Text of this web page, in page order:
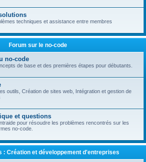
techniques et assistance entre membres
Forum sur le no-code
no-code
de base et des premières étapes pour débutants.
outils, Création de sites web, Intégration et gestion de
et questions
pour résoudre les problèmes rencontrés sur les
no-code.
: Création et développement d'entreprises